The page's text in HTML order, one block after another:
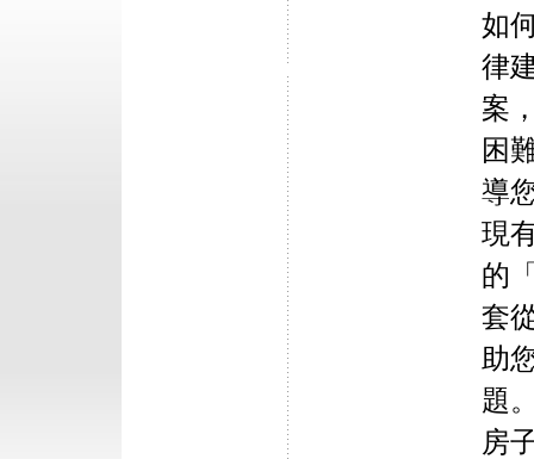
如
律
案
困
導
現
的
套
助
題
房